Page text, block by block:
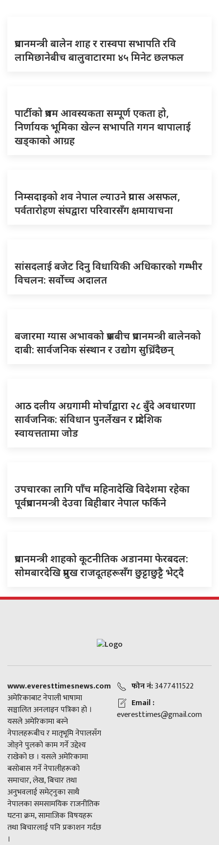
प्रधानमन्त्री बालेन शाह र रास्वपा सभापति रवि
लामिछानेबीच बालुवाटारमा ४५ मिनेट छलफल
पार्टीको प्रथम आवस्यकता सम्पूर्ण एकता हो,
निर्णायक भूमिका खेल्न सभापति गगन थापालाई
खड्काको आग्रह
निम्सदाइको शव नेपाल ल्याउने प्रयास असफल,
पर्वतारोहण संघद्वारा परिवारसँग क्षमायाचना
सांसदलाई बजेट दिनु विधायिकी अधिकारको गम्भीर
विचलन: सर्वोच्च अदालत
बजारमा ग्यास अभावको प्रश्नबीच प्रधानमन्त्री बालेनको
दाबी: सार्वजनिक संस्थान र उद्योग सुध्रिँदैछन्
आठ दलीय अग्रगामी मोर्चाद्वारा २८ बुँदे अवधारणा
सार्वजनिक: संविधान पुनर्लेखन र प्रादेशिक
स्वायत्ततामा जोड
उपचारका लागि पाँच महिनादेखि विदेशमा रहेका
पूर्वप्रधानमन्त्री देउवा बिहीबार नेपाल फर्किने
प्रधानमन्त्री शाहको कूटनीतिक अडानमा फेरबदल:
सोमबारदेखि प्रमुख राजदूतहरूसँग छुट्टाछुट्टै भेट्दै
www.everesttimesnews.com
अमेरिकाबाट नेपाली भाषामा
सञ्चालित अनलाइन पत्रिका हो ।
यसले अमेरिकामा बस्ने
नेपालहरूबीच र मातृभूमि नेपालसँग
जोड्ने पुलको काम गर्ने उद्देश्य
राखेको छ । यसले अमेरिकामा
बसोबास गर्ने नेपालीहरूको
समाचार, लेख, बिचार तथा
अनुभवलाई समेट्नुका साथै
नेपालका समसामयिक राजनीतिक
घटना क्रम, सामाजिक विषयहरू
तथा बिचारलाई पनि प्रकाशन गर्दछ
।
फोन नं:3477411522
Email :
everesttimes@gmail.com